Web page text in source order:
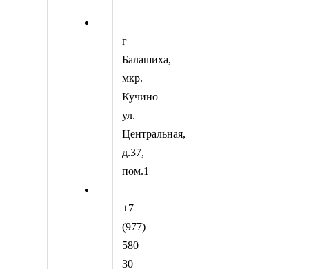
г
Балашиха,
мкр.
Кучино
ул.
Центральная,
д.37,
пом.1
+7
(977)
580
30